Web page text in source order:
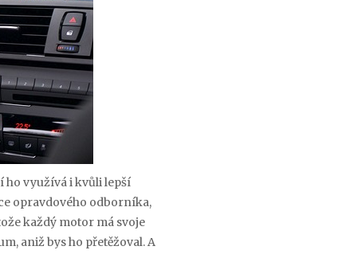
ho využívá i kvůli lepší
opravdového odborníka,
každý motor má svoje
aniž bys ho přetěžoval. A